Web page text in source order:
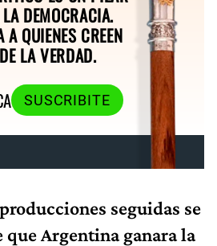
DEMOCRACIA.
A QUIENES CREEN
LA VERDAD.
SUSCRIBITE
seguidas se
que Argentina ganara la